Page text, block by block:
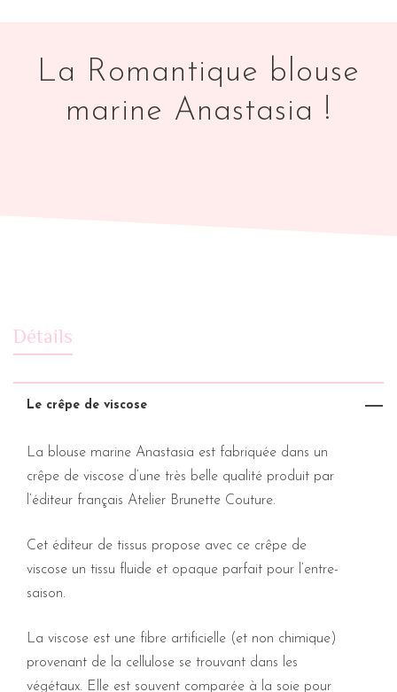
La Romantique blouse
marine Anastasia !
Détails
Le crêpe de viscose
La blouse marine Anastasia est fabriquée dans un
crêpe de viscose d’une très belle qualité produit par
l’éditeur français Atelier Brunette Couture.
Cet éditeur de tissus propose avec ce crêpe de
viscose un tissu fluide et opaque parfait pour l’entre-
saison.
La viscose est une fibre artificielle (et non chimique)
provenant de la cellulose se trouvant dans les
végétaux. Elle est souvent comparée à la soie pour